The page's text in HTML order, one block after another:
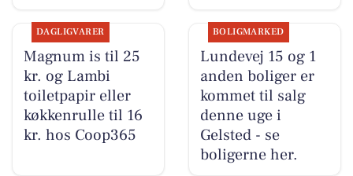
DAGLIGVARER
Magnum is til 25
kr. og Lambi
toiletpapir eller
køkkenrulle til 16
kr. hos Coop365
BOLIGMARKED
Lundevej 15 og 1
anden boliger er
kommet til salg
denne uge i
Gelsted - se
boligerne her.